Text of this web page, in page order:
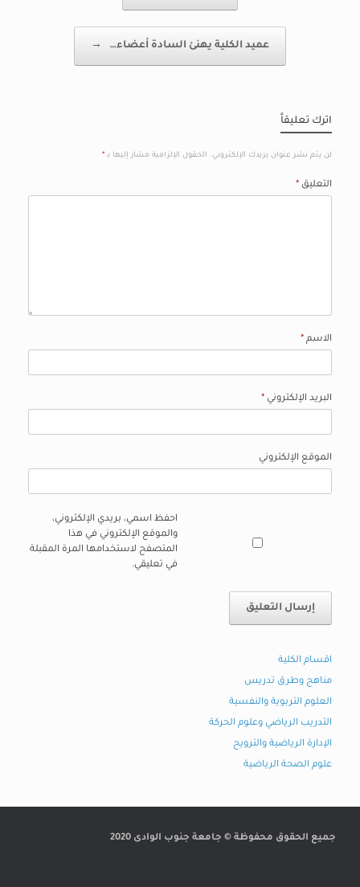
عميد الكلية يهنئ السادة أعضاء… →
اترك تعليقاً
لن يتم نشر عنوان بريدك الإلكتروني. الحقول الإلزامية مشار إليها بـ *
التعليق *
الاسم *
البريد الإلكتروني *
الموقع الإلكتروني
احفظ اسمي، بريدي الإلكتروني،
والموقع الإلكتروني في هذا
المتصفح لاستخدامها المرة المقبلة
في تعليقي.
اقسام الكلية
مناهج وطرق تدريس
العلوم التربوية والنفسية
التدريب الرياضي وعلوم الحركة
الإدارة الرياضية والترويح
علوم الصحة الرياضية
جميع الحقوق محفوظة © جامعة جنوب الوادى 2020